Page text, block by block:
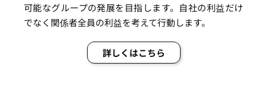
可能なグループの発展を目指します。自社の利益だけ
でなく関係者全員の利益を考えて行動します。
詳しくはこちら